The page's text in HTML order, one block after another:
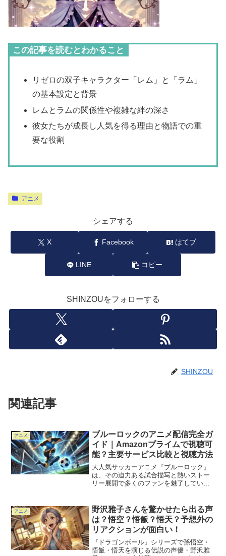
この記事を読むとわかること
リゼロの双子キャラクター「レム」と「ラム」
の基本設定と背景
レムとラムの関係性や複雑な絆の深さ
彼女たちが成長し人気を得る理由と物語での重
要な役割
アニメ
シェアする
X Facebook はてブ
LINE コピー
SHINZOUをフォローする
SHINZOU
関連記事
アニメ
ブルーロックのアニメ配信完全ガ
イド｜Amazonプライムで視聴可
能？主要サービス比較と視聴方法
大人気サッカーアニメ『ブルーロック』
は、その迫力ある試合描写と熱いストー
リー展開で多くのファンを魅了していま
サービスでの視聴状況について最新情報
を詳しく解説します...
アニメ
野沢雅子さんを驚かせたら出る声
は？悟空？悟飯？悟天？予想外の
リアクションが面白い！
『ドラゴンボール』シリーズで孫悟空・
悟飯・悟天を演じる伝説の声優・野沢雅